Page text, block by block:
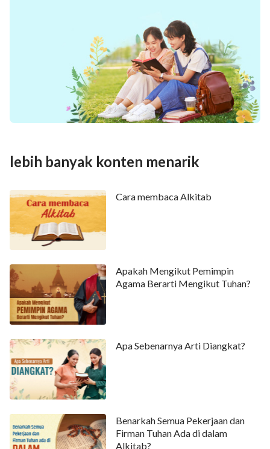
lebih banyak konten menarik
Cara membaca Alkitab
Apakah Mengikut Pemimpin
Agama Berarti Mengikut Tuhan?
Apa Sebenarnya Arti Diangkat?
Benarkah Semua Pekerjaan dan
Firman Tuhan Ada di dalam
Alkitab?